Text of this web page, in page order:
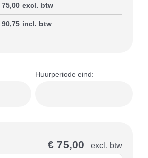
75,00 excl. btw
90,75 incl. btw
Huurperiode eind:
€ 75,00 excl. btw